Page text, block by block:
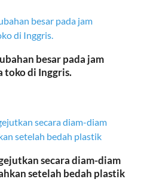
besar pada jam
toko di Inggris.
secara diam-diam
setelah bedah plastik